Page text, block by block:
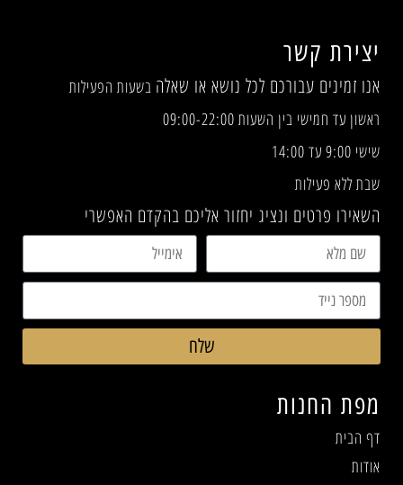
מפת החנות
דף הבית
אודות
יצירת קשר
אנו זמינים עבורכם לכל נושא או שאלה בשעות הפעילות
ראשון עד חמישי בין השעות 09:00-22:00
שישי 9:00 עד 14:00
שבת ללא פעילות
השאירו פרטים ונציג יחזור אליכם בהקדם האפשרי
שלח